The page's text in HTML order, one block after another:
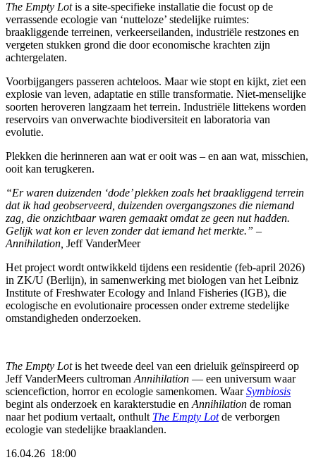
The Empty Lotis a site-specifieke installatie die focust op de
verrassende ecologie van ‘nutteloze’ stedelijke ruimtes:
braakliggende terreinen, verkeerseilanden, industriële restzones en
vergeten stukken grond die door economische krachten zijn
achtergelaten.
Voorbijgangers passeren achteloos. Maar wie stopt en kijkt, ziet een
explosie van leven, adaptatie en stille transformatie. Niet-menselijke
soorten heroveren langzaam het terrein. Industriële littekens worden
reservoirs van onverwachte biodiversiteit en laboratoria van
evolutie.
Plekken die herinneren aan wat er ooit was – en aan wat, misschien,
ooit kan terugkeren.
“Er waren duizenden ‘dode’ plekken zoals het braakliggend terrein
dat ik had geobserveerd, duizenden overgangszones die niemand
zag, die onzichtbaar waren gemaakt omdat ze geen nut hadden.
Gelijk wat kon er leven zonder dat iemand het merkte.” –
Annihilation, Jeff VanderMeer
Het project wordt ontwikkeld tijdens een residentie (feb-april 2026)
in ZK/U (Berlijn), in samenwerking met biologen van het Leibniz
Institute of Freshwater Ecology and Inland Fisheries (IGB), die
ecologische en evolutionaire processen onder extreme stedelijke
omstandigheden onderzoeken.
The Empty Lot is het tweede deel van een drieluik geïnspireerd op
JeffVanderMeers cultroman Annihilation — een universum waar
sciencefiction, horroren ecologie samenkomen. WaarSymbiosis
begint als onderzoek en karakterstudie en Annihilation de roman
naarhet podium vertaalt, onthult The Empty Lot de verborgen
ecologie van stedelijke braaklanden.
16.04.26 18:00